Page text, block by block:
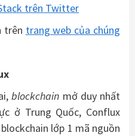
trên Twitter
trên trang web của chúng
blockchain mở duy nhất
ở Trung Quốc, Conflux
lớp 1 mã nguồn